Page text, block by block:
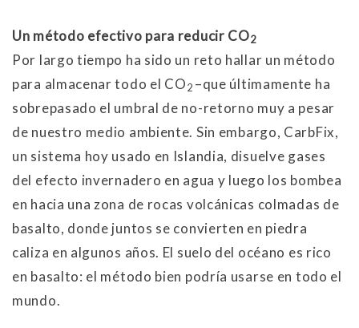
Un método efectivo para reducir CO2
Por largo tiempo ha sido un reto hallar un método
para almacenar todo el CO2 –que últimamente ha
sobrepasado el umbral de no-retorno muy a pesar
de nuestro medio ambiente. Sin embargo, CarbFix,
un sistema hoy usado en Islandia, disuelve gases
del efecto invernadero en agua y luego los bombea
en hacia una zona de rocas volcánicas colmadas de
basalto, donde juntos se convierten en piedra
caliza en algunos años. El suelo del océano es rico
en basalto: el método bien podría usarse en todo el
mundo.